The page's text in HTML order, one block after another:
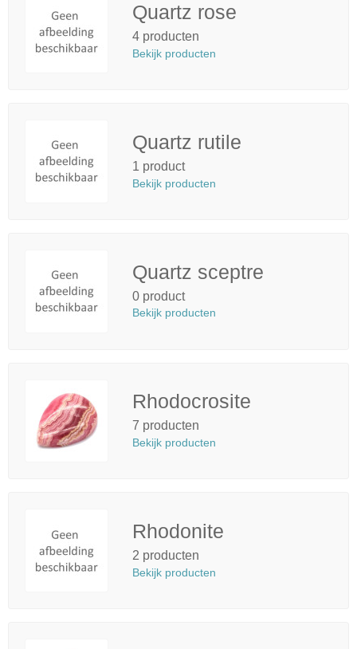
Quartz rose
4 producten
Bekijk producten
Quartz rutile
1 product
Bekijk producten
Quartz sceptre
0 product
Bekijk producten
Rhodocrosite
7 producten
Bekijk producten
Rhodonite
2 producten
Bekijk producten